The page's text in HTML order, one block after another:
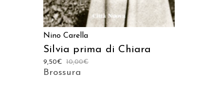
Nino Carella
Silvia prima di Chiara
10,00€
9,50€
Brossura